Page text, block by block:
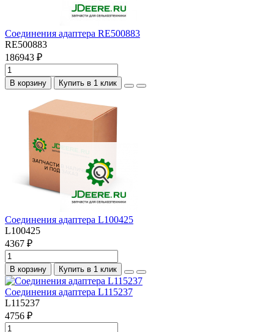
Соединения адаптера RE500883
RE500883
186943 ₽
В корзину Купить в 1 клик
Соединения адаптера L100425
L100425
4367 ₽
В корзину Купить в 1 клик
Соединения адаптера L115237
L115237
4756 ₽